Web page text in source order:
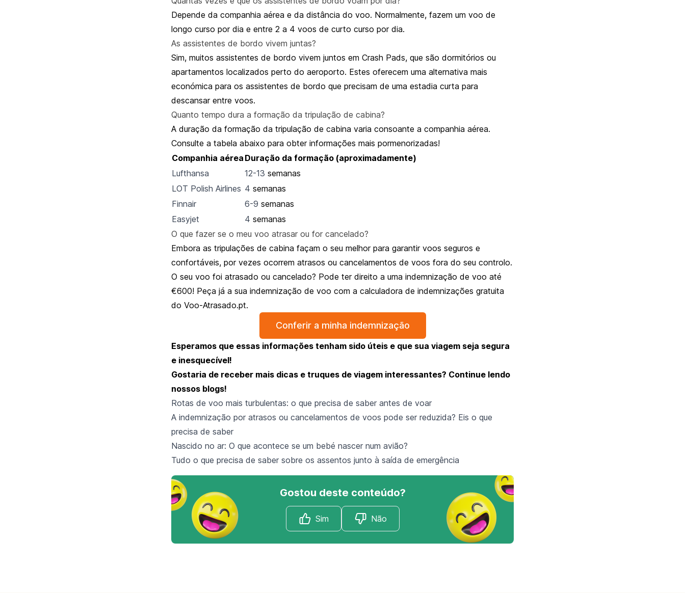
Depende da companhia aérea e da distância do voo. Normalmente, fazem um voo de
longo curso por dia e entre 2 a 4 voos de curto curso por dia.
As assistentes de bordo vivem juntas?
Sim, muitos assistentes de bordo vivem juntos em Crash Pads, que são dormitórios ou
apartamentos localizados perto do aeroporto. Estes oferecem uma alternativa mais
económica para os assistentes de bordo que precisam de uma estadia curta para
descansar entre voos.
Quanto tempo dura a formação da tripulação de cabina?
A duração da formação da tripulação de cabina varia consoante a companhia aérea.
Consulte a tabela abaixo para obter informações mais pormenorizadas!
Companhia aérea Duração da formação (aproximadamente)
Lufthansa
12-13 semanas
LOT Polish Airlines 4 semanas
Finnair
6-9 semanas
Easyjet
4 semanas
O que fazer se o meu voo atrasar ou for cancelado?
Embora as tripulações de cabina façam o seu melhor para garantir voos seguros e
confortáveis, por vezes ocorrem atrasos ou cancelamentos de voos fora do seu controlo.
O seu voo foi atrasado ou cancelado? Pode ter direito a uma indemnização de voo até
€600! Peça já a sua indemnização de voo com a calculadora de indemnizações gratuita
do Voo-Atrasado.pt.
Conferir a minha indemnização
Esperamos que essas informações tenham sido úteis e que sua viagem seja segura
e inesquecível!
Gostaria de receber mais dicas e truques de viagem interessantes? Continue lendo
nossos blogs!
Rotas de voo mais turbulentas: o que precisa de saber antes de voar
A indemnização por atrasos ou cancelamentos de voos pode ser reduzida? Eis o que
precisa de saber
Nascido no ar: O que acontece se um bebé nascer num avião?
Tudo o que precisa de saber sobre os assentos junto à saída de emergência
Gostou deste conteúdo?
Sim Não